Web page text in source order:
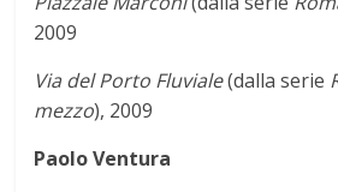
2009
Via del Porto Fluviale(dalla serie
mezzo), 2009
Paolo Ventura